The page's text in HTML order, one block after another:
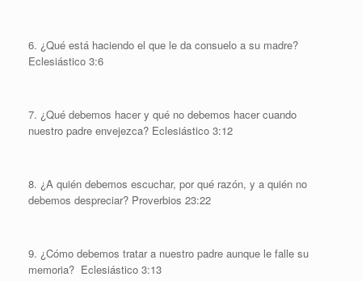
6. ¿Qué está haciendo el que le da consuelo a su madre?
Eclesiástico 3:6
7. ¿Qué debemos hacer y qué no debemos hacer cuando
nuestro padre envejezca? Eclesiástico 3:12
8. ¿A quién debemos escuchar, por qué razón, y a quién no
debemos despreciar? Proverbios 23:22
9. ¿Cómo debemos tratar a nuestro padre aunque le falle su
memoria? Eclesiástico 3:13